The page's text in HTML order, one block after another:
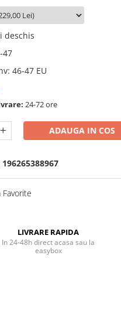
deschis
47
: 46-47 EU
24-72 ore
ADAUGA IN COS
196265388967
Favorite
LIVRARE RAPIDA
In 24-48h direct acasa sau la
easybox